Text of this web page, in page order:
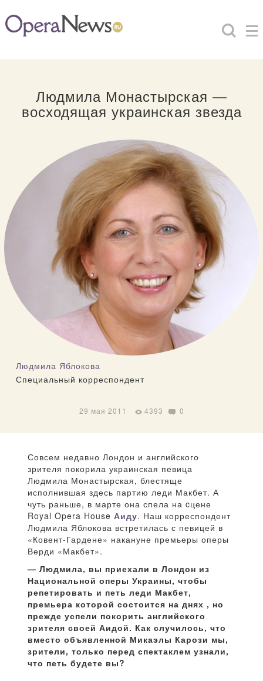
Людмила Монастырская —
восходящая украинская звезда
Людмила Яблокова
Специальный корреспондент
29 мая 2011 4393 0
Совсем недавно Лондон и английского
зрителя покорила украинская певица
Людмила Монастырская, блестяще
исполнившая здесь партию леди Макбет. А
чуть раньше, в марте она спела на cцене
Royal Opera House Аиду. Наш корреспондент
Людмила Яблокова встретилась с певицей в
«Ковент-Гардене» накануне премьеры оперы
Верди «Макбет».
— Людмила, вы приехали в Лондон из
Национальной оперы Украины, чтобы
репетировать и петь леди Макбет,
премьера которой состоится на днях , но
прежде успели покорить английского
зрителя своей Аидой. Как случилось, что
вместо объявленной Микаэлы Карози мы,
зрители, только перед спектаклем узнали,
что петь будете вы?